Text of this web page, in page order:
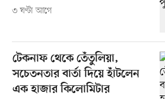
৩ ঘণ্টা আগে
টেকনাফ থেকে তেঁতুলিয়া,
সচেতনতার বার্তা দিয়ে হাঁটলেন
এক হাজার কিলোমিটার